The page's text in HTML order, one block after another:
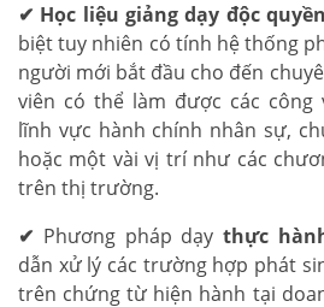
✔ Học liệu giảng dạy độc quyền
biệt tuy nhiên có tính hệ thống
người mới bắt đầu cho đến
viên có thể làm được các công
lĩnh vực hành chính nhân sự,
hoặc một vài vị trí như các
trên thị trường.
✔ Phương pháp dạy thực
dẫn xử lý các trường hợp phát
trên chứng từ hiện hành tại